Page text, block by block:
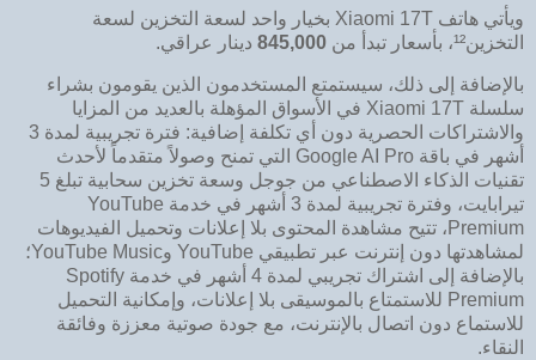
ويأتي هاتف Xiaomi 17T بخيار واحد لسعة التخزين لسعة
التخزين¹²، بأسعار تبدأ من
845,000 دينار عراقي.
بالإضافة إلى ذلك، سيستمتع المستخدمون الذين يقومون بشراء
سلسلة Xiaomi 17T في الأسواق المؤهلة بالعديد من المزايا
والاشتراكات الحصرية دون أي تكلفة إضافية: فترة تجريبية لمدة 3
أشهر في باقة Google AI Pro التي تمنح وصولاً متقدماً لأحدث
تقنيات الذكاء الاصطناعي من جوجل وسعة تخزين سحابية تبلغ 5
تيرابايت، وفترة تجريبية لمدة 3 أشهر في خدمة YouTube
Premium، تتيح مشاهدة المحتوى بلا إعلانات وتحميل الفيديوهات
لمشاهدتها دون إنترنت عبر تطبيقي YouTube وYouTube Music؛
بالإضافة إلى اشتراك تجريبي لمدة 4 أشهر في خدمة Spotify
Premium للاستمتاع بالموسيقى بلا إعلانات، وإمكانية التحميل
للاستماع دون اتصال بالإنترنت، مع جودة صوتية معززة وفائقة
النقاء.